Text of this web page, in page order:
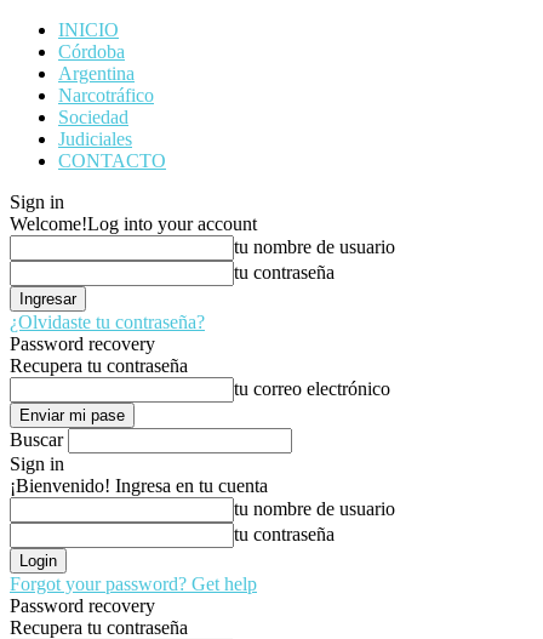
INICIO
Córdoba
Argentina
Narcotráfico
Sociedad
Judiciales
CONTACTO
Sign in
Welcome!Log into your account
tu nombre de usuario
tu contraseña
¿Olvidaste tu contraseña?
Password recovery
Recupera tu contraseña
tu correo electrónico
Buscar
Sign in
¡Bienvenido! Ingresa en tu cuenta
tu nombre de usuario
tu contraseña
Forgot your password? Get help
Password recovery
Recupera tu contraseña